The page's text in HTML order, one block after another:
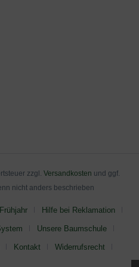
zzgl. Versandkosten und ggf.
nicht anders beschrieben
Frühjahr Hilfe bei Reklamation
Unsere Baumschule
Kontakt Widerrufsrecht